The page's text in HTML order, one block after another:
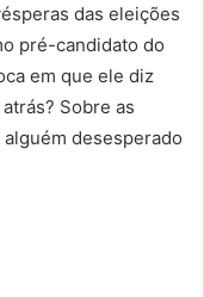
das eleições
pré-candidato do
em que ele diz
Sobre as
desesperado